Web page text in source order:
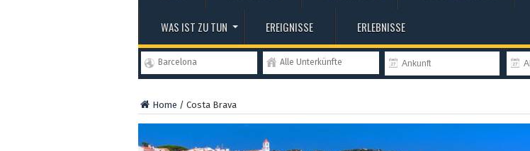
WAS IST ZU TUN EREIGNISSE ERLEBNISSE
Barcelona Alle Unterkünfte
Home / Costa Brava